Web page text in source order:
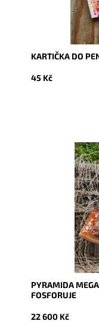
KARTIČKA DO
45 Kč
Dostupnost:
PYRAMIDA
FOSFORUJE
22 600 Kč